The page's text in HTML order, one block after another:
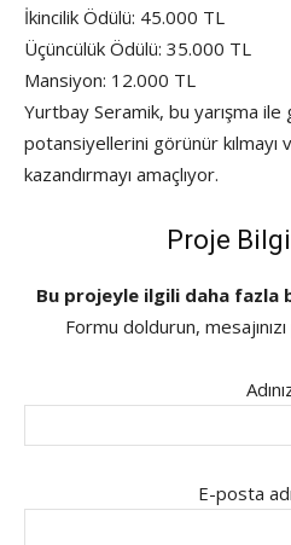
İkincilik Ödülü: 45.000 TL
Üçüncülük Ödülü: 35.000 TL
Mansiyon: 12.000 TL
Yurtbay Seramik, bu yarışma ile
potansiyellerini görünür kılmayı
kazandırmayı amaçlıyor.
Proje
Bu projeyle ilgili daha fazla
Formu doldurun,
E-posta